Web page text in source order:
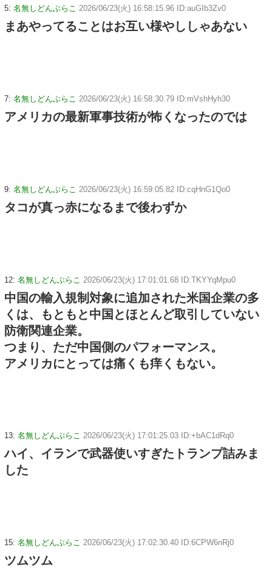
5: 名無しどんぶらこ 2026/06/23(火) 16:58:15.96 ID:auGIb3Zv0
まあやってることはお互い様やししゃあない
7: 名無しどんぶらこ 2026/06/23(火) 16:58:30.79 ID:mVshHyh30
アメリカの最新軍事技術が怖くなったのでは
9: 名無しどんぶらこ 2026/06/23(火) 16:59:05.82 ID:cqHnG1Qo0
タコが真っ赤になるまで後わずか
12: 名無しどんぶらこ 2026/06/23(火) 17:01:01.68 ID:TKYYqMpu0
中国の輸入規制対象に追加された米国企業の多
くは、もともと中国とほとんど取引していない
防衛関連企業。
つまり、ただ中国側のパフォーマンス。
アメリカにとっては痛くも痒くもない。
13: 名無しどんぶらこ 2026/06/23(火) 17:01:25.03 ID:+bAC1dRq0
ハイ、イランで武器使いすぎたトランプ詰みま
した
15: 名無しどんぶらこ 2026/06/23(火) 17:02:30.40 ID:6CPW6nRj0
ツムツム